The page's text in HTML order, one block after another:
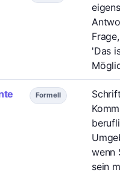
'Das
Formell
wenn
sein